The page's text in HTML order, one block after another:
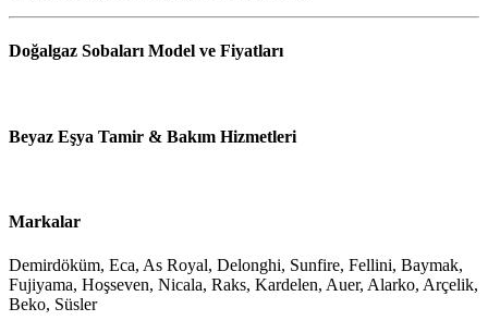
Doğalgaz Sobaları Model ve Fiyatları
Beyaz Eşya Tamir & Bakım Hizmetleri
Markalar
Demirdöküm, Eca, As Royal, Delonghi, Sunfire, Fellini, Baymak,
Fujiyama, Hoşseven, Nicala, Raks, Kardelen, Auer, Alarko, Arçelik,
Beko, Süsler